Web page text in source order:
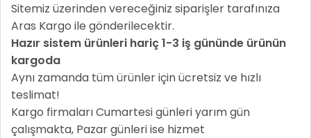
Sitemiz üzerinden vereceğiniz siparişler tarafınıza
Aras Kargo ile gönderilecektir.
Hazır sistem ürünleri hariç 1-3 iş gününde ürünün
kargoda
Aynı zamanda tüm ürünler için ücretsiz ve hızlı
teslimat!
Kargo firmaları Cumartesi günleri yarım gün
çalışmakta, Pazar günleri ise hizmet